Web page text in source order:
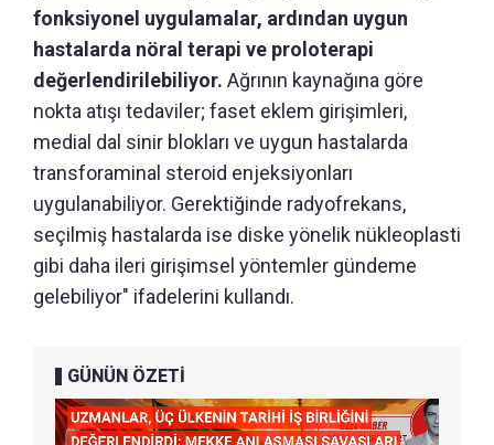
fonksiyonel uygulamalar, ardından uygun
hastalarda nöral terapi ve proloterapi
değerlendirilebiliyor. Ağrının kaynağına göre
nokta atışı tedaviler; faset eklem girişimleri,
medial dal sinir blokları ve uygun hastalarda
transforaminal steroid enjeksiyonları
uygulanabiliyor. Gerektiğinde radyofrekans,
seçilmiş hastalarda ise diske yönelik nükleoplasti
gibi daha ileri girişimsel yöntemler gündeme
gelebiliyor" ifadelerini kullandı.
GÜNÜN ÖZETİ